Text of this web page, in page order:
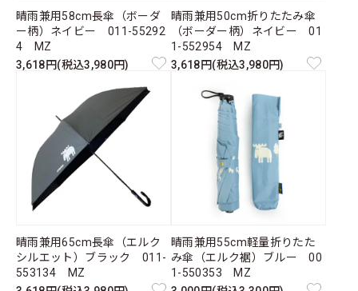
晴雨兼用58cm長傘（ボーダ
ー柄）ネイビー 011-55292
4 MZ
3,618円(税込3,980円)
晴雨兼用50cm折りたたみ傘
（ボーダー柄）ネイビー 01
1-552954 MZ
3,618円(税込3,980円)
晴雨兼用65cm長傘（エルク
シルエット）ブラック 011-
553134 MZ
晴雨兼用55cm軽量折りたた
み傘（エルク裾）ブルー 00
1-550353 MZ